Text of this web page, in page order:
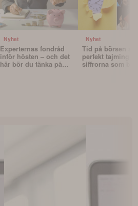
Nyhet
Experternas fondråd
inför hösten – och det
här bör du tänka på
Nyhet
Tid på börsen
perfekt tajming –
siffrorna som